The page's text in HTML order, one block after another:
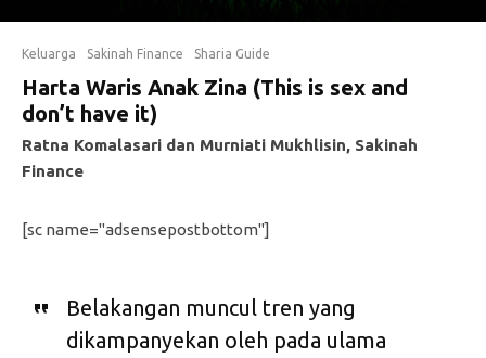
Keluarga Sakinah Finance Sharia Guide
Harta Waris Anak Zina (This is sex and
don’t have it)
Ratna Komalasari dan Murniati Mukhlisin, Sakinah
Finance
[sc name="adsensepostbottom"]
Belakangan muncul tren yang
dikampanyekan oleh pada ulama